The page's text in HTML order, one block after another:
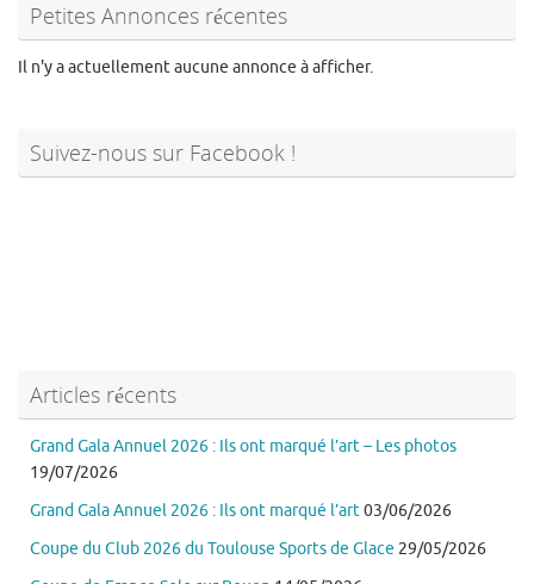
Petites Annonces récentes
Il n'y a actuellement aucune annonce à afficher.
Suivez-nous sur Facebook !
Articles récents
Grand Gala Annuel 2026 : Ils ont marqué l’art – Les photos
19/07/2026
Grand Gala Annuel 2026 : Ils ont marqué l’art03/06/2026
Coupe du Club 2026 du Toulouse Sports de Glace 29/05/2026